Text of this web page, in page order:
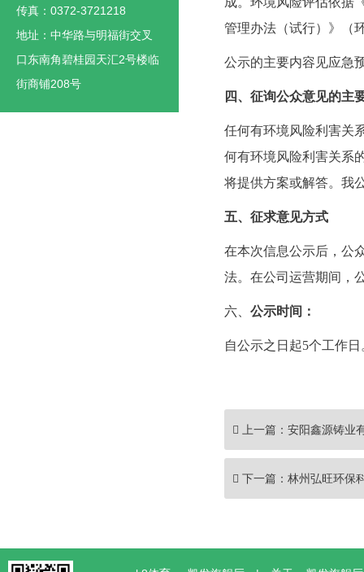
传真：0372-3721218
地址：中华路与明福街交叉
口东南角碧桂园天汇2号楼临
街商铺208号
管理办法（试行）》（
公示的主要内容见应急
四、征询公众意见的主
任何有环境风险利害关
何有环境风险利害关系
将提供方案或解答。我
五、征求意见方式
在本次信息公示后，公
法。在公司运营期间，
六、 公示时间：
自公示之日起5个工作日
上一篇： 安阳鑫源铸业
下一篇： 林州弘旺环保